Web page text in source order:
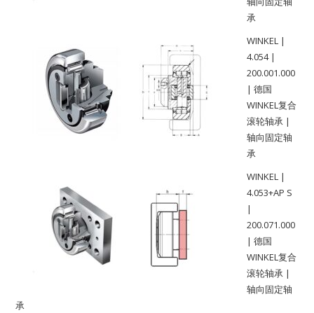
承
WINKEL |
4.054 |
200.001.000
| 德国
WINKEL复合
滚轮轴承 |
轴向固定轴
承
WINKEL |
4.053+AP S
|
200.071.000
| 德国
WINKEL复合
滚轮轴承 |
轴向固定轴
承